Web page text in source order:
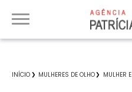
INÍCIO MULHERES DE OLHO MULHER